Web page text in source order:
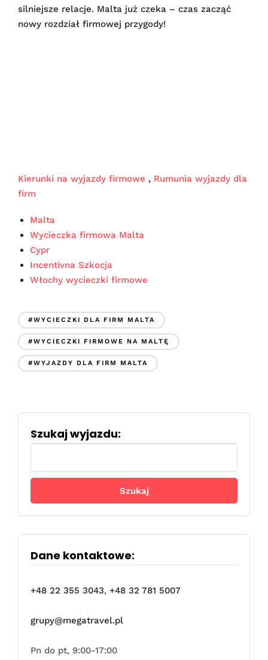
silniejsze relacje. Malta już czeka – czas zacząć
nowy rozdział firmowej przygody!
Kierunki na wyjazdy firmowe , Rumunia wyjazdy dla
firm
Malta
Wycieczka firmowa Malta
Cypr
Incentivna Szkocja
Włochy wycieczki firmowe
#WYCIECZKI DLA FIRM MALTA
#WYCIECZKI FIRMOWE NA MALTĘ
#WYJAZDY DLA FIRM MALTA
Szukaj wyjazdu:
Dane kontaktowe:
+48 22 355 3043, +48 32 781 5007
grupy@megatravel.pl
Pn do pt, 9:00-17:00